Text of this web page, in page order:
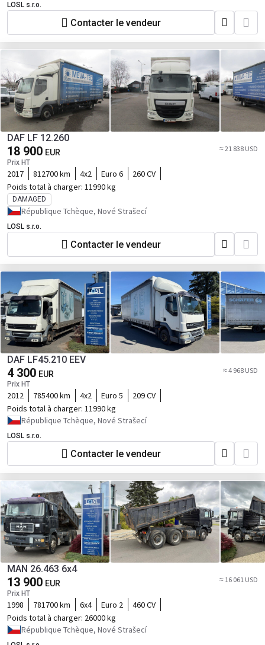
LOSL s.r.o.
Contacter le vendeur
DAF LF 12.260
18 900 EUR
Prix HT
≈ 21 838 USD
2017 812700 km 4x2 Euro 6
260 CV
Poids total à charger: 11990 kg
DAMAGED
République Tchèque, Nové Strašecí
LOSL s.r.o.
Contacter le vendeur
DAF LF45.210 EEV
4 300 EUR
Prix HT
≈ 4 968 USD
2012 785400 km 4x2 Euro 5
209 CV
Poids total à charger: 11990 kg
République Tchèque, Nové Strašecí
LOSL s.r.o.
Contacter le vendeur
MAN 26.463 6x4
13 900 EUR
Prix HT
≈ 16 061 USD
1998 781700 km 6x4 Euro 2
460 CV
Poids total à charger: 26000 kg
République Tchèque, Nové Strašecí